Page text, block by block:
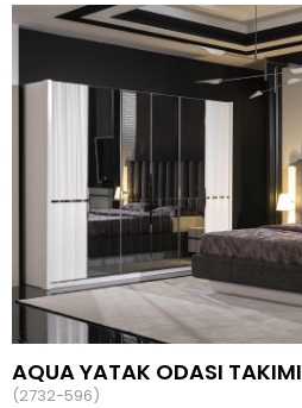
AQUA YATAK ODASI TAKIMI
(2732-596)